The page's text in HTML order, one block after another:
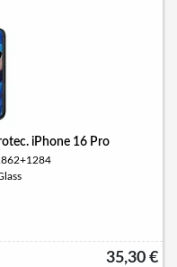
iPhone 16 Pro
35,30 €